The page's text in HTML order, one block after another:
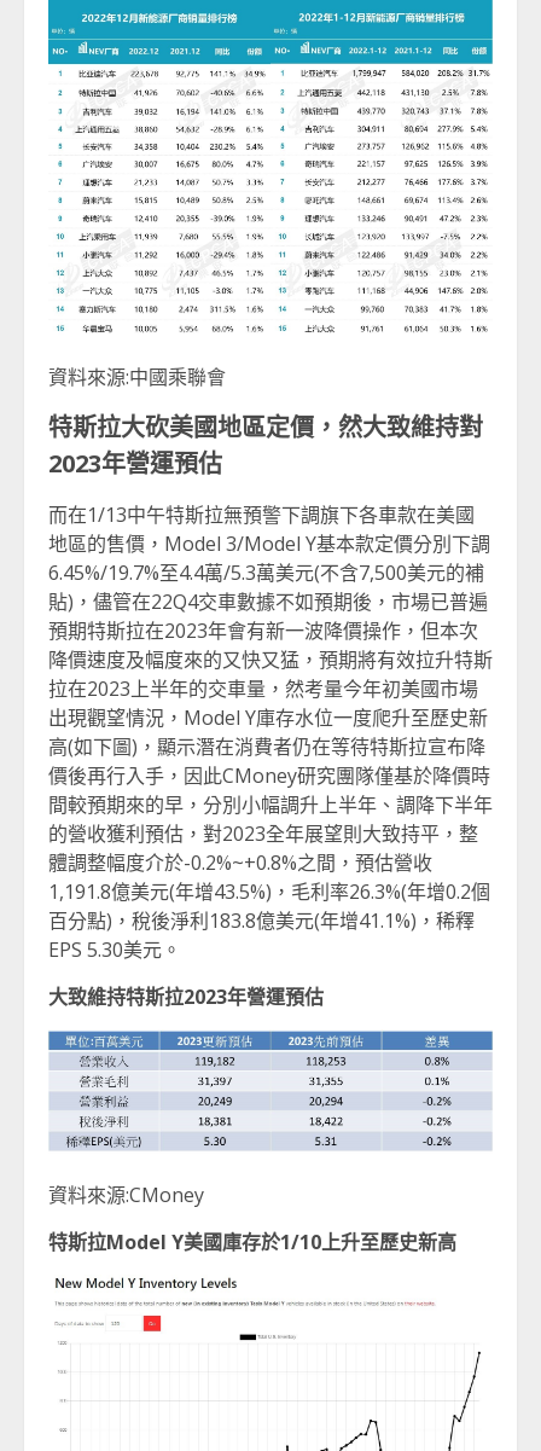
資料來源:中國乘聯會
特斯拉大砍美國地區定價，然大致維持對
2023年營運預估
而在1/13中午特斯拉無預警下調旗下各車款在美國
地區的售價，Model 3/Model Y基本款定價分別下調
6.45%/19.7%至4.4萬/5.3萬美元(不含7,500美元的補
貼)，儘管在22Q4交車數據不如預期後，市場已普遍
預期特斯拉在2023年會有新一波降價操作，但本次
降價速度及幅度來的又快又猛，預期將有效拉升特斯
拉在2023上半年的交車量，然考量今年初美國市場
出現觀望情況，Model Y庫存水位一度爬升至歷史新
高(如下圖)，顯示潛在消費者仍在等待特斯拉宣布降
價後再行入手，因此CMoney研究團隊僅基於降價時
間較預期來的早，分別小幅調升上半年、調降下半年
的營收獲利預估，對2023全年展望則大致持平，整
體調整幅度介於-0.2%~+0.8%之間，預估營收
1,191.8億美元(年增43.5%)，毛利率26.3%(年增0.2個
百分點)，稅後淨利183.8億美元(年增41.1%)，稀釋
EPS 5.30美元。
大致維持特斯拉2023年營運預估
資料來源:CMoney
特斯拉Model Y美國庫存於1/10上升至歷史新高